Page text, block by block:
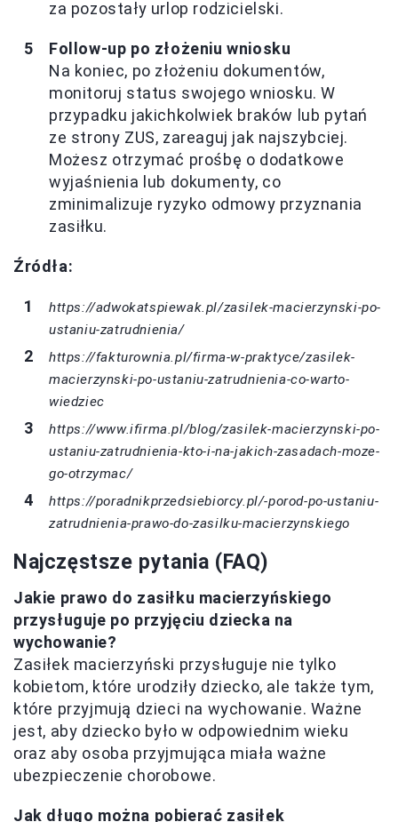
za pozostały urlop rodzicielski.
Follow-up po złożeniu wniosku
Na koniec, po złożeniu dokumentów,
monitoruj status swojego wniosku. W
przypadku jakichkolwiek braków lub pytań
ze strony ZUS, zareaguj jak najszybciej.
Możesz otrzymać prośbę o dodatkowe
wyjaśnienia lub dokumenty, co
zminimalizuje ryzyko odmowy przyznania
zasiłku.
Źródła:
https://adwokatspiewak.pl/zasilek-macierzynski-po-
ustaniu-zatrudnienia/
https://fakturownia.pl/firma-w-praktyce/zasilek-
macierzynski-po-ustaniu-zatrudnienia-co-warto-
wiedziec
https://www.ifirma.pl/blog/zasilek-macierzynski-po-
ustaniu-zatrudnienia-kto-i-na-jakich-zasadach-moze-
go-otrzymac/
https://poradnikprzedsiebiorcy.pl/-porod-po-ustaniu-
zatrudnienia-prawo-do-zasilku-macierzynskiego
Najczęstsze pytania (FAQ)
Jakie prawo do zasiłku macierzyńskiego
przysługuje po przyjęciu dziecka na
wychowanie?
Zasiłek macierzyński przysługuje nie tylko
kobietom, które urodziły dziecko, ale także tym,
które przyjmują dzieci na wychowanie. Ważne
jest, aby dziecko było w odpowiednim wieku
oraz aby osoba przyjmująca miała ważne
ubezpieczenie chorobowe.
Jak długo można pobierać zasiłek